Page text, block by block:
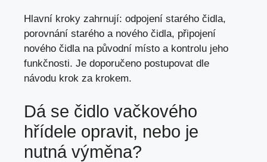
Hlavní kroky zahrnují: odpojení starého čidla,
porovnání starého a nového čidla, připojení
nového čidla na původní místo a kontrolu jeho
funkčnosti. Je doporučeno postupovat dle
návodu krok za krokem.
Dá se čidlo vačkového
hřídele opravit, nebo je
nutná výměna?